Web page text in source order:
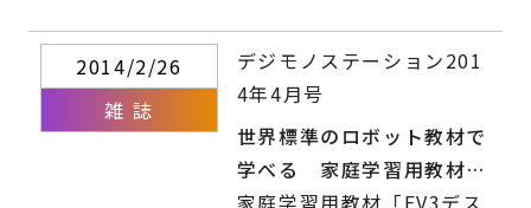
2014/2/26
雑 誌
デジモノステーション201
4年4月号
世界標準のロボット教材で
学べる 家庭学習用教材
「EV3デスクロボ デビュ
家庭学習用教材「EV3デス